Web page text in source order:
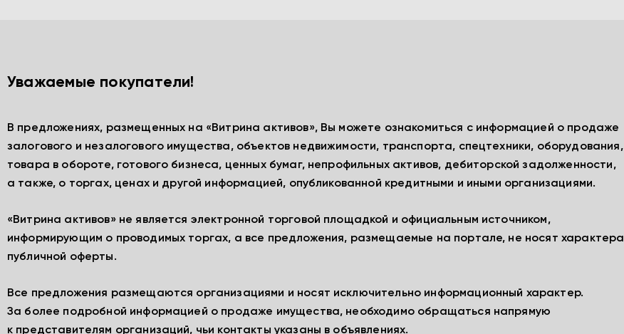
Уважаемые покупатели!
В предложениях, размещенных на «Витрина активов», Вы можете ознакомиться с информацией о продаже
залогового и незалогового имущества, объектов недвижимости, транспорта, спецтехники, оборудования,
товара в обороте, готового бизнеса, ценных бумаг, непрофильных активов, дебиторской задолженности,
а также, о торгах, ценах и другой информацией, опубликованной кредитными и иными организациями.
«Витрина активов» не является электронной торговой площадкой и официальным источником,
информирующим о проводимых торгах, а все предложения, размещаемые на портале, не носят характера
публичной оферты.
Все предложения размещаются организациями и носят исключительно информационный характер.
За более подробной информацией о продаже имущества, необходимо обращаться напрямую
к представителям организаций, чьи контакты указаны в объявлениях.